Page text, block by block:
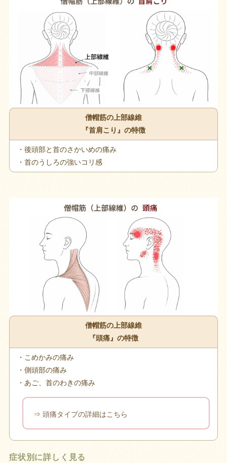
僧帽筋の上部線維
『首肩こり』の特徴
・後頭部と首のさかいめの痛み
・首のうしろの強いコリ感
僧帽筋の上部線維
『頭痛』の特徴
・こめかみの痛み
・側頭部の痛み
・あご、首のわきの痛み
⇒ 頭痛タイプの詳細はこちら
症状別に詳しく見る